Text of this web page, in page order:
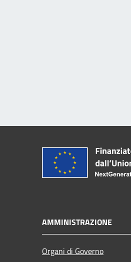
AMMINISTRAZIONE
Organi di Governo